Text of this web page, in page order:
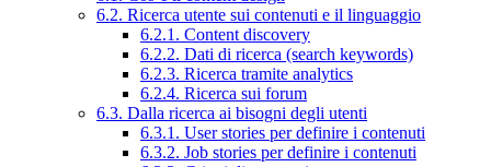
6.2. Ricerca utente sui contenuti e il linguaggio
6.2.1. Content discovery
6.2.2. Dati di ricerca (search keywords)
6.2.3. Ricerca tramite analytics
6.2.4. Ricerca sui forum
6.3. Dalla ricerca ai bisogni degli utenti
6.3.1. User stories per definire i contenuti
6.3.2. Job stories per definire i contenuti